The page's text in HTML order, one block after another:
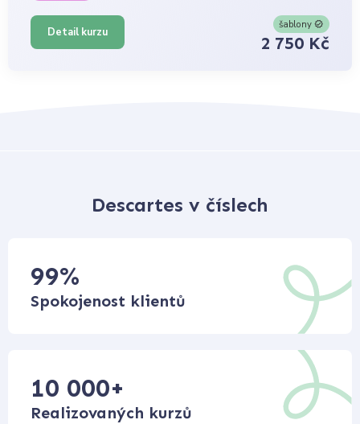
Detail kurzu
šablony
2 750 Kč
Descartes v číslech
99%
Spokojenost klientů
10 000+
Realizovaných kurzů